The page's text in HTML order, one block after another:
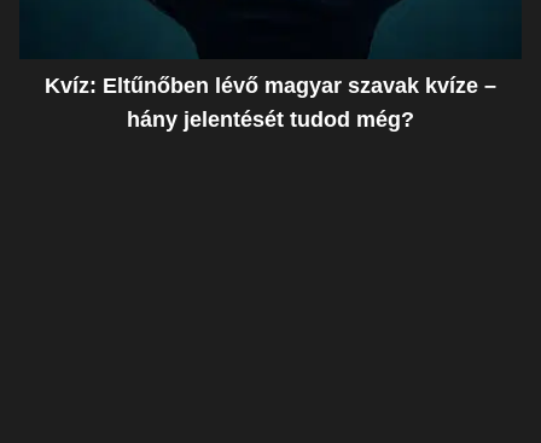
Kvíz: Eltűnőben lévő magyar szavak kvíze –
hány jelentését tudod még?